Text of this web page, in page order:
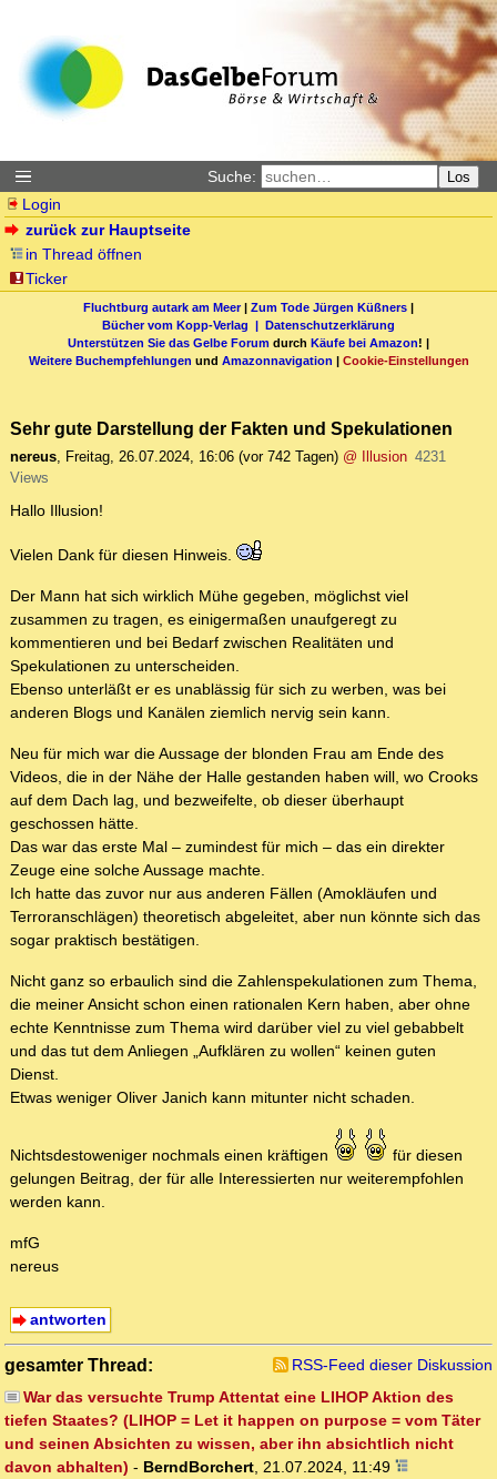
Suche: Los
Login
zurück zur Hauptseite
in Thread öffnen
Ticker
Fluchtburg autark am Meer| Zum Tode Jürgen Küßners |
Bücher vom Kopp-Verlag | Datenschutzerklärung
Unterstützen Sie das Gelbe Forum durch Käufe bei Amazon! |
Weitere Buchempfehlungen und Amazonnavigation | Cookie-Einstellungen
Sehr gute Darstellung der Fakten und Spekulationen
nereus, Freitag, 26.07.2024, 16:06 (vor 742 Tagen) @ Illusion 4231
Views
Hallo Illusion!
Vielen Dank für diesen Hinweis.
Der Mann hat sich wirklich Mühe gegeben, möglichst viel
zusammen zu tragen, es einigermaßen unaufgeregt zu
kommentieren und bei Bedarf zwischen Realitäten und
Spekulationen zu unterscheiden.
Ebenso unterläßt er es unablässig für sich zu werben, was bei
anderen Blogs und Kanälen ziemlich nervig sein kann.
Neu für mich war die Aussage der blonden Frau am Ende des
Videos, die in der Nähe der Halle gestanden haben will, wo Crooks
auf dem Dach lag, und bezweifelte, ob dieser überhaupt
geschossen hätte.
Das war das erste Mal – zumindest für mich – das ein direkter
Zeuge eine solche Aussage machte.
Ich hatte das zuvor nur aus anderen Fällen (Amokläufen und
Terroranschlägen) theoretisch abgeleitet, aber nun könnte sich das
sogar praktisch bestätigen.
Nicht ganz so erbaulich sind die Zahlenspekulationen zum Thema,
die meiner Ansicht schon einen rationalen Kern haben, aber ohne
echte Kenntnisse zum Thema wird darüber viel zu viel gebabbelt
und das tut dem Anliegen „Aufklären zu wollen“ keinen guten
Dienst.
Etwas weniger Oliver Janich kann mitunter nicht schaden.
Nichtsdestoweniger nochmals einen kräftigen
für diesen
gelungen Beitrag, der für alle Interessierten nur weiterempfohlen
werden kann.
mfG
nereus
antworten
gesamter Thread:
RSS-Feed dieser Diskussion
War das versuchte Trump Attentat eine LIHOP Aktion des
tiefen Staates? (LIHOP = Let it happen on purpose = vom Täter
und seinen Absichten zu wissen, aber ihn absichtlich nicht
davon abhalten) - BerndBorchert, 21.07.2024, 11:49